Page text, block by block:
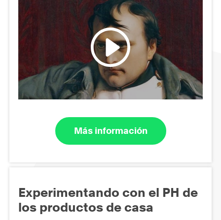
Más información
Experimentando con el PH de
los productos de casa